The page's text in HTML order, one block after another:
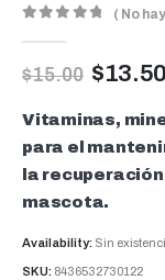
( No
$15.00 $13.50
Vitaminas,
para el
la
mascota.
Availability: Sin
SKU: 8436532730122